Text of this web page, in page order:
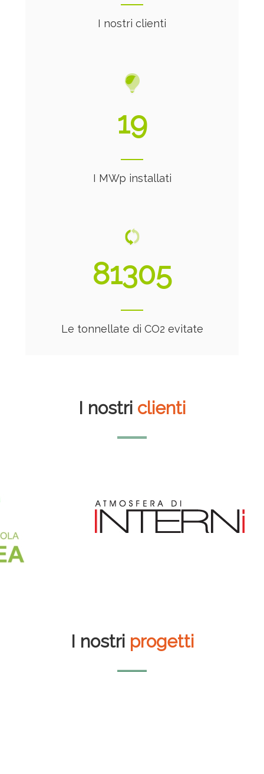
I nostri clienti
21
I MWp installati
88023
Le tonnellate di CO2 evitate
I nostri clienti
I nostri progetti